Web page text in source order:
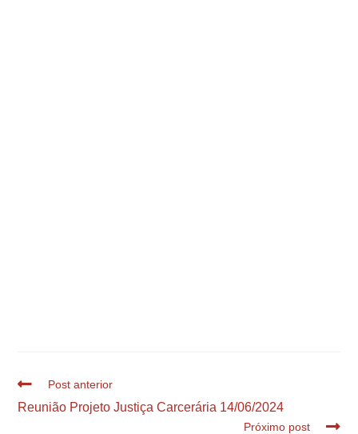
Post anterior
Reunião Projeto Justiça Carcerária 14/06/2024
Próximo post